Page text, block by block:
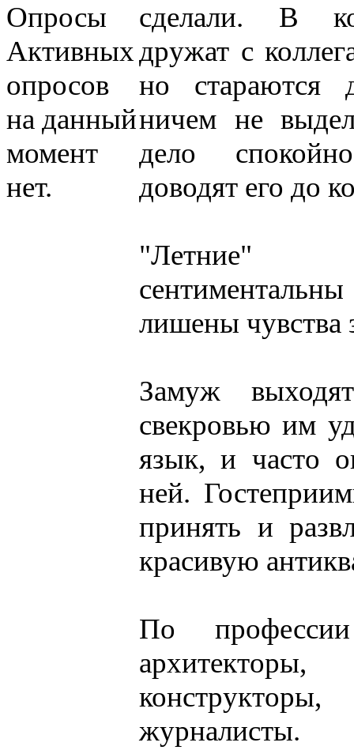
Опросы
Активных
опросов
на данный
момент
нет.
сделали. В
дружат с
но стараются
ничем не
дело
доводят его до
"Летние"
лишены чувства
Замуж
свекровью им
язык, и часто
ней.
принять и
красивую
По
журналисты.